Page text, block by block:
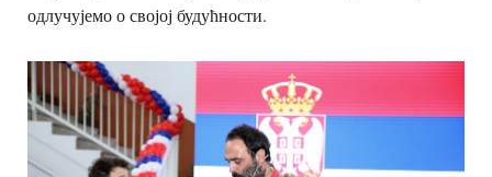
одлучујемо о својој будућности.